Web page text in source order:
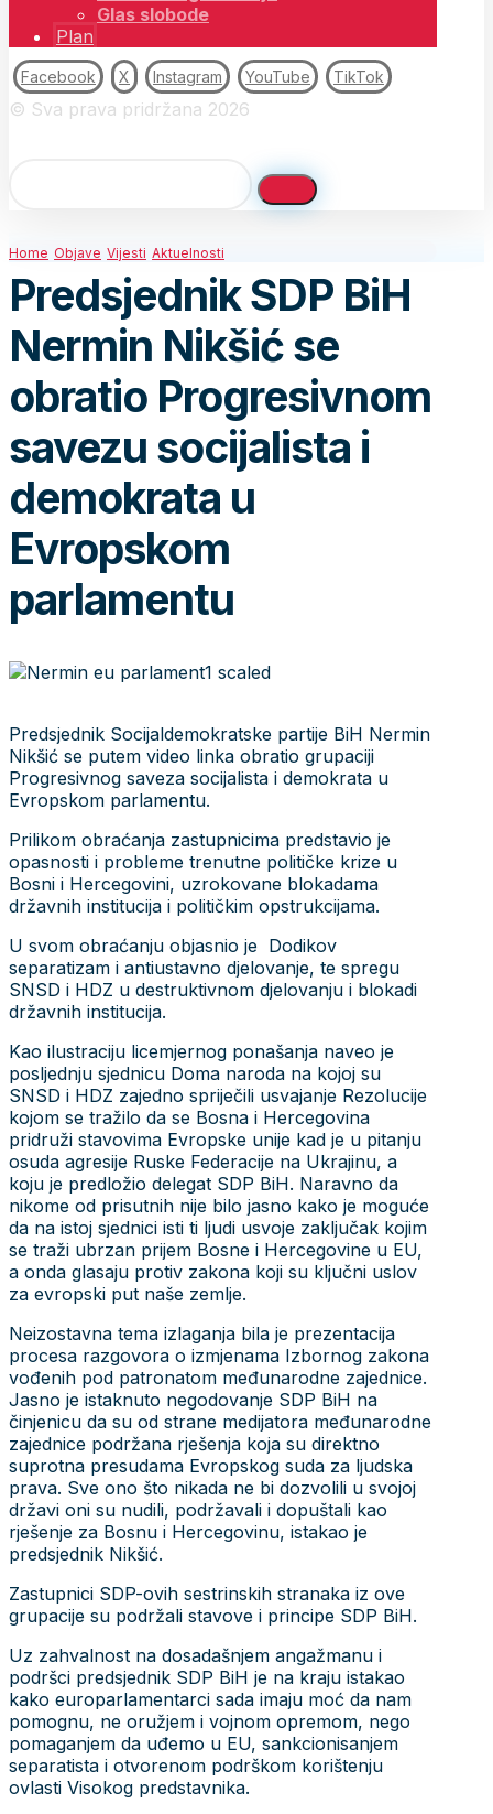
Glas slobode
Plan
Facebook X Instagram YouTube TikTok
© Sva prava pridržana 2026
Home Objave Vijesti Aktuelnosti
Predsjednik SDP BiH
Nermin Nikšić se
obratio Progresivnom
savezu socijalista i
demokrata u
Evropskom
parlamentu
Predsjednik Socijaldemokratske partije BiH Nermin
Nikšić se putem video linka obratio grupaciji
Progresivnog saveza socijalista i demokrata u
Evropskom parlamentu.
Prilikom obraćanja zastupnicima predstavio je
opasnosti i probleme trenutne političke krize u
Bosni i Hercegovini, uzrokovane blokadama
državnih institucija i političkim opstrukcijama.
U svom obraćanju objasnio je Dodikov
separatizam i antiustavno djelovanje, te spregu
SNSD i HDZ u destruktivnom djelovanju i blokadi
državnih institucija.
Kao ilustraciju licemjernog ponašanja naveo je
posljednju sjednicu Doma naroda na kojoj su
SNSD i HDZ zajedno spriječili usvajanje Rezolucije
kojom se tražilo da se Bosna i Hercegovina
pridruži stavovima Evropske unije kad je u pitanju
osuda agresije Ruske Federacije na Ukrajinu, a
koju je predložio delegat SDP BiH. Naravno da
nikome od prisutnih nije bilo jasno kako je moguće
da na istoj sjednici isti ti ljudi usvoje zaključak kojim
se traži ubrzan prijem Bosne i Hercegovine u EU,
a onda glasaju protiv zakona koji su ključni uslov
za evropski put naše zemlje.
Neizostavna tema izlaganja bila je prezentacija
procesa razgovora o izmjenama Izbornog zakona
vođenih pod patronatom međunarodne zajednice.
Jasno je istaknuto negodovanje SDP BiH na
činjenicu da su od strane medijatora međunarodne
zajednice podržana rješenja koja su direktno
suprotna presudama Evropskog suda za ljudska
prava. Sve ono što nikada ne bi dozvolili u svojoj
državi oni su nudili, podržavali i dopuštali kao
rješenje za Bosnu i Hercegovinu, istakao je
predsjednik Nikšić.
Zastupnici SDP-ovih sestrinskih stranaka iz ove
grupacije su podržali stavove i principe SDP BiH.
Uz zahvalnost na dosadašnjem angažmanu i
podršci predsjednik SDP BiH je na kraju istakao
kako europarlamentarci sada imaju moć da nam
pomognu, ne oružjem i vojnom opremom, nego
pomaganjem da uđemo u EU, sankcionisanjem
separatista i otvorenom podrškom korištenju
ovlasti Visokog predstavnika.